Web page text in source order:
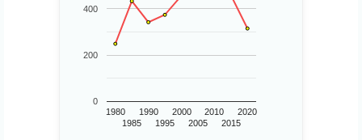
1980
1985
1990
1995
2000
2005
2010
2015
2020
0
200
400